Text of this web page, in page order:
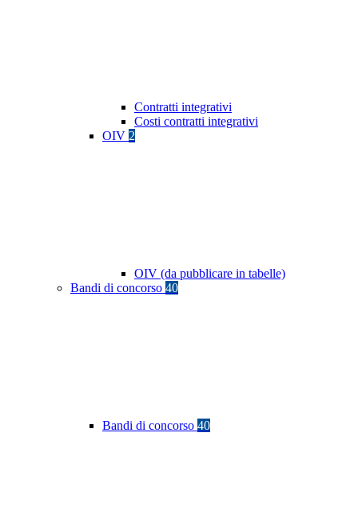
Contratti integrativi
Costi contratti integrativi
OIV 2
OIV (da pubblicare in tabelle)
Bandi di concorso 40
Bandi di concorso 40